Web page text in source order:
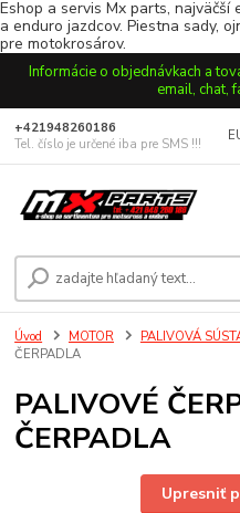
Eshop a servis Mx parts,
a enduro jazdcov. Piestna sady,
pre motokrosárov.
Informácie o objednávkach a
email, chat,
+421948260186
Tel. číslo je určené iba pre SMS !!!
Úvod MOTOR PALIVOVÁ
ČERPADLA
PALIVOVÉ
ČERPADLA
Upresniť